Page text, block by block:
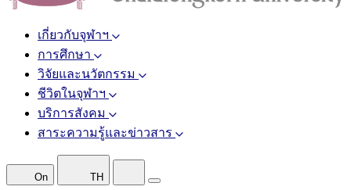
เกี่ยวกับจุฬาฯ
การศึกษา
วิจัยและนวัตกรรม
ชีวิตในจุฬาฯ
บริการสังคม
สาระความรู้และข่าวสาร
On TH